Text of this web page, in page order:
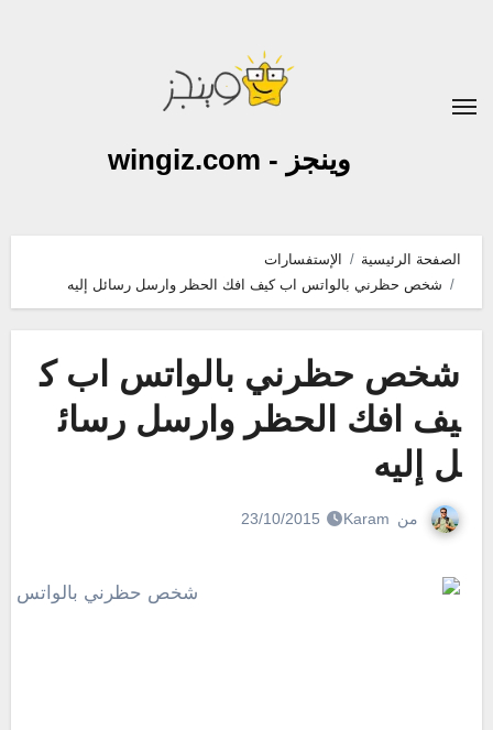
وينجز - wingiz.com
الصفحة الرئيسية
الإستفسارات
شخص حظرني بالواتس اب كيف افك الحظر وارسل رسائل إليه
شخص حظرني بالواتس اب ك
يف افك الحظر وارسل رسائ
ل إليه
من Karam
23/10/2015